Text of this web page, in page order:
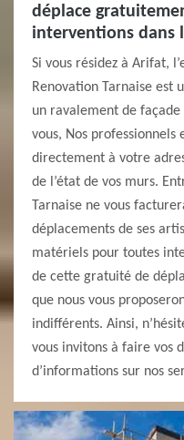
déplace
interventions dans
Si vous résidez à Arifat,
Renovation Tarnaise est
un ravalement de
vous, Nos
directement à votre
de l’état de vos murs.
Tarnaise ne vous
déplacements de ses
matériels pour toutes
de cette gratuité de
que nous vous
indifférents. Ainsi,
vous invitons à faire vos
d’informations sur nos